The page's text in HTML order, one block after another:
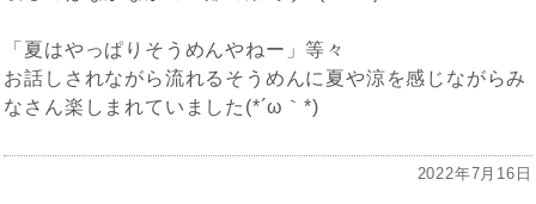
「夏はやっぱりそうめんやねー」等々
お話しされながら流れるそうめんに夏や涼を感じながらみ
なさん楽しまれていました(*´ω｀*)
投
2022年7月16日